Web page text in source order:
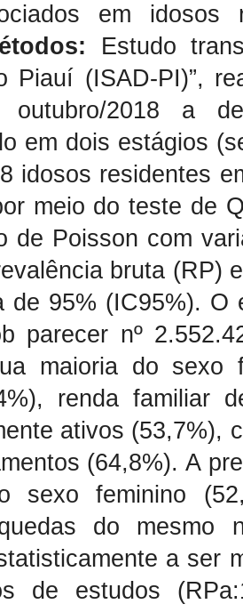
em
Estudo
Piauí (ISAD-PI)”,
2018 a
em dois estágios
idosos residentes
meio do teste de
de Poisson com
bruta (RP)
de 95% (IC95%).
parecer nº
maioria do sexo
renda familiar
ativos (53,7%),
(64,8%). A
sexo feminino
do mesmo
a ser
de estudos